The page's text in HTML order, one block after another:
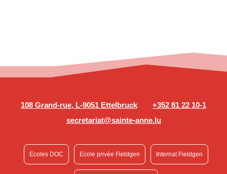
108 Grand-rue, L-9051 Ettelbruck
+352 81 22 10-1
secretariat@sainte-anne.lu
Ecoles DOC Ecole privée Fieldgen Internat Fieldgen